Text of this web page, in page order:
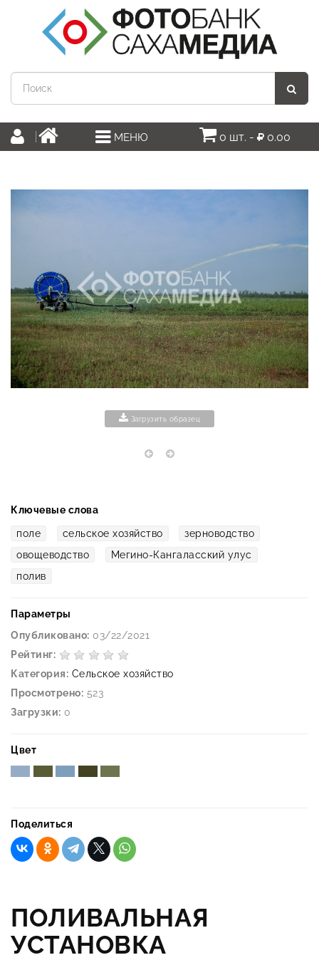
МЕНЮ 0 шт. - 0.00
Загрузить образец
Ключевые слова
поле сельское хозяйство
зерноводство
овощеводство
Мегино-Кангаласский улус
полив
Параметры
Опубликовано: 03/22/2021
Рейтинг:
Категория: Сельское хозяйство
Просмотрено: 523
Загрузки: 0
Цвет
Поделиться
ПОЛИВАЛЬНАЯ
УСТАНОВКА